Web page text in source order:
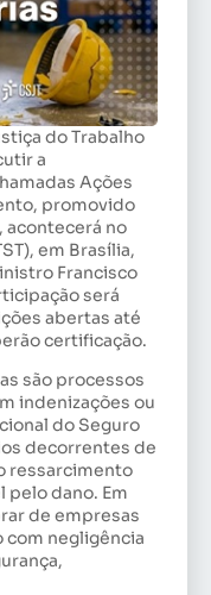
do Trabalho
a
Ações
promovido
acontecerá no
em Brasília,
Francisco
será
abertas até
certificação.
são processos
indenizações ou
do Seguro
decorrentes de
ressarcimento
dano. Em
de empresas
negligência